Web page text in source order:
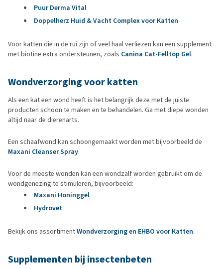
Puur Derma Vital
Doppelherz Huid & Vacht Complex voor Katten
Voor katten die in de rui zijn of veel haal verliezen kan een supplement
met biotine extra ondersteunen, zoals Canina Cat-Felltop Gel.
Wondverzorging voor katten
Als een kat een wond heeft is het belangrijk deze met de juiste
producten schoon te maken en te behandelen. Ga met diepe wonden
altijd naar de dierenarts.
Een schaafwond kan schoongemaakt worden met bijvoorbeeld de
Maxani Cleanser Spray.
Voor de meeste wonden kan een wondzalf worden gebruikt om de
wondgenezing te stimuleren, bijvoorbeeld:
Maxani Honinggel
Hydrovet
Bekijk ons assortimentWondverzorging en EHBO voor Katten.
Supplementen bij insectenbeten